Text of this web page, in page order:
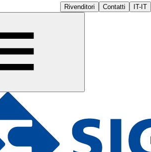
Rivenditori Contatti IT-IT